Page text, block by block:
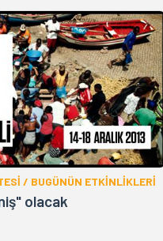
/ BUGÜNÜN ETKİNLİKLERİ
olacak